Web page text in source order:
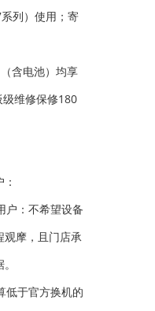
列）使用；寄
含电池）均享
级维修保修180
户：不希望设备
观摩，且门店承
低于官方换机的